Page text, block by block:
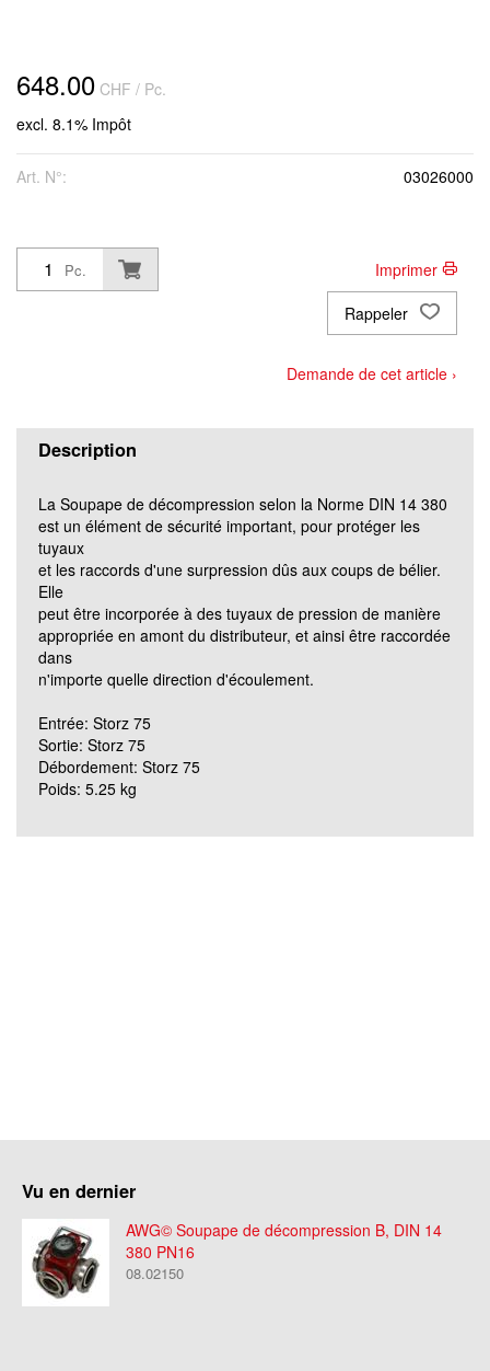
648.00 CHF / Pc.
excl. 8.1% Impôt
Art. N°: 03026000
Pc.
Imprimer
Rappeler
Demande de cet article ›
Description
La Soupape de décompression selon la Norme DIN 14 380
est un élément de sécurité important, pour protéger les
tuyaux
et les raccords d'une surpression dûs aux coups de bélier.
Elle
peut être incorporée à des tuyaux de pression de manière
appropriée en amont du distributeur, et ainsi être raccordée
dans
n'importe quelle direction d'écoulement.
Entrée: Storz 75
Sortie: Storz 75
Débordement: Storz 75
Poids: 5.25 kg
Vu en dernier
AWG© Soupape de décompression B, DIN 14
380 PN16
08.02150